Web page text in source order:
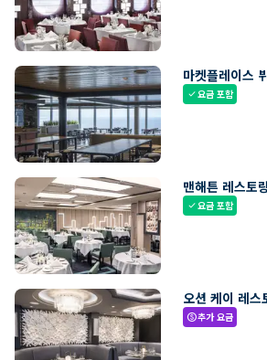
마켓플레이스
check요금 포함
맨해튼 레스토
check요금 포함
오션 케이 레스
paid추가 요금